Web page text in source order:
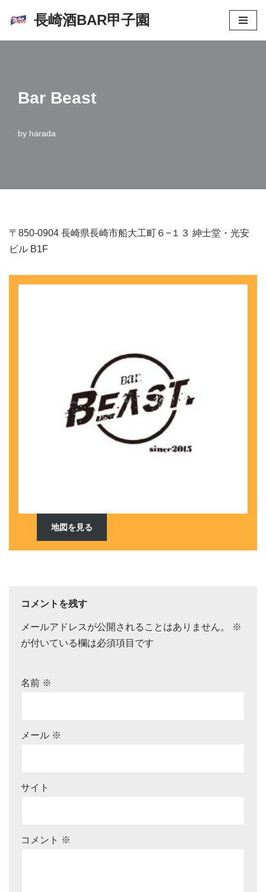
長崎酒BAR甲子園
Bar Beast
by harada
〒850-0904 長崎県長崎市船大工町６−１３ 紳士堂・光安
ビル B1F
地図を見る
コメントを残す
メールアドレスが公開されることはありません。
※
が付いている欄は必須項目です
名前 ※
メール ※
サイト
コメント ※